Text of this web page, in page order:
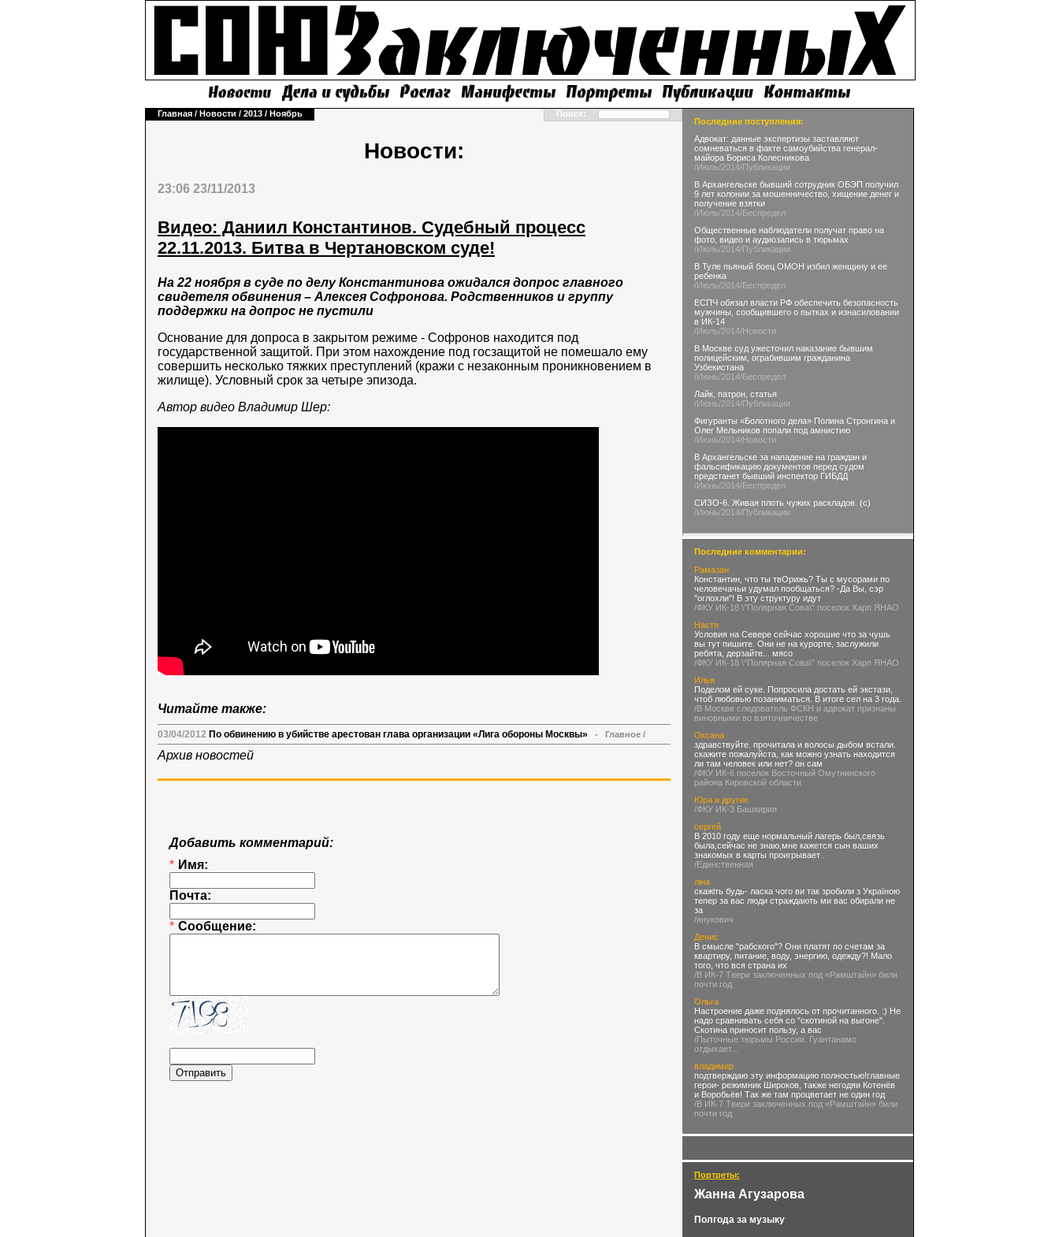
Главная / Новости / 2013 / Ноябрь Поиск:
Новости:
23:06 23/11/2013
Видео: Даниил Константинов. Судебный процесс
22.11.2013. Битва в Чертановском суде!
На 22 ноября в суде по делу Константинова ожидался допрос главного
свидетеля обвинения – Алексея Софронова. Родственников и группу
поддержки на допрос не пустили
Основание для допроса в закрытом режиме - Софронов находится под
государственной защитой. При этом нахождение под госзащитой не помешало ему
совершить несколько тяжких преступлений (кражи с незаконным проникновением в
жилище). Условный срок за четыре эпизода.
Автор видео Владимир Шер:
Читайте также:
03/04/2012 По обвинению в убийстве арестован глава организации «Лига обороны Москвы» - Главное /
Архив новостей
Добавить комментарий:
* Имя:
Почта:
* Сообщение:
Последние поступления:
Адвокат: данные экспертизы заставляют
сомневаться в факте самоубийства генерал-
майора Бориса Колесникова
/Июль/2014/Публикации
В Архангельске бывший сотрудник ОБЭП получил
9 лет колонии за мошенничество, хищение денег и
получение взятки
/Июль/2014/Беспредел
Общественные наблюдатели получат право на
фото, видео и аудиозапись в тюрьмах
/Июль/2014/Публикации
В Туле пьяный боец ОМОН избил женщину и ее
ребенка
/Июль/2014/Беспредел
ЕСПЧ обязал власти РФ обеспечить безопасность
мужчины, сообщившего о пытках и изнасиловании
в ИК-14
/Июль/2014/Новости
В Москве суд ужесточил наказание бывшим
полицейским, ограбившим гражданина
Узбекистана
/Июнь/2014/Беспредел
Лайк, патрон, статья
/Июнь/2014/Публикации
Фигуранты «Болотного дела» Полина Стронгина и
Олег Мельников попали под амнистию
/Июнь/2014/Новости
В Архангельске за нападение на граждан и
фальсификацию документов перед судом
предстанет бывший инспектор ГИБДД
/Июнь/2014/Беспредел
СИЗО-6. Живая плоть чужих раскладов. (с)
/Июнь/2014/Публикации
Последние комментарии:
Рамазан
Константин, что ты твОрижь? Ты с мусорами по
человечачьи удумал пообщаться? -Да Вы, сэр
"оглохли"! В эту структуру идут
/ФКУ ИК-18 \"Полярная Сова\" поселок Харп ЯНАО
Настя
Условия на Севере сейчас хорошие что за чушь
вы тут пишите. Они не на курорте, заслужили
ребята, дерзайте... мясо
/ФКУ ИК-18 \"Полярная Сова\" поселок Харп ЯНАО
Илья
Поделом ей суке. Попросила достать ей экстази,
чтоб любовью позаниматься. В итоге сел на 3 года.
/В Москве следователь ФСКН и адвокат признаны
виновными во взяточничестве
Оксана
здравствуйте. прочитала и волосы дыбом встали.
скажите пожалуйста, как можно узнать находится
ли там человек или нет? он сам
/ФКУ ИК-6 поселок Восточный Омутнинского
района Кировской области
Юра и другие
/ФКУ ИК-3 Башкирия
сергей
В 2010 году еще нормальный лагерь был,связь
была,сейчас не знаю,мне кажется сын ваших
знакомых в карты проигрывает .
/Единственная
ліна
скажіть будь- ласка чого ви так зробили з Україною
тепер за вас люди страждають ми вас обирали не
за
/янукович
Денис
В смысле "рабского"? Они платят по счетам за
квартиру, питание, воду, энергию, одежду?! Мало
того, что вся страна их
/В ИК-7 Твери заключенных под «Рамштайн» били
почти год
Ольга
Настроение даже поднялось от прочитанного. :) Не
надо сравнивать себя со "скотиной на выгоне".
Скотина приносит пользу, а вас
/Пыточные тюрьмы России. Гуантанамо
отдыхает...
владимир
подтверждаю эту информацию полностью!главные
герои- режимник Широков, также негодяи Котенёв
и Воробьёв! Так же там процветает не один год
/В ИК-7 Твери заключенных под «Рамштайн» били
почти год
Портреты:
Жанна Агузарова
Полгода за музыку